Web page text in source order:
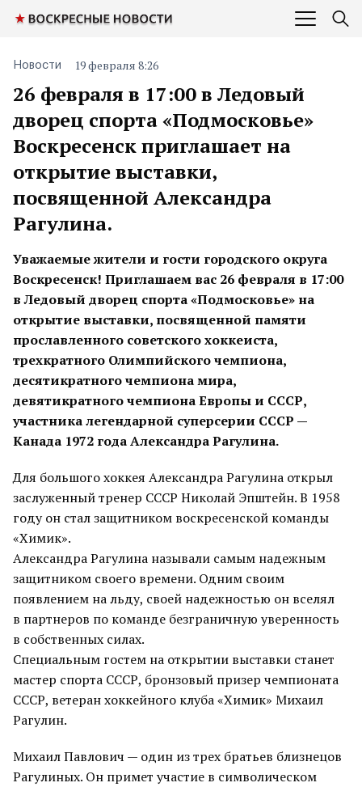
26 февраля в 17:00 в Ледовый
дворец спорта «Подмосковье»
Воскресенск приглашает на
открытие выставки,
посвященной Александра
Рагулина.
Новости 19 февраля 8:26
Уважаемые жители и гости городского округа
Воскресенск! Приглашаем вас 26 февраля в 17:00
в Ледовый дворец спорта «Подмосковье» на
открытие выставки, посвященной памяти
прославленного советского хоккеиста,
трехкратного Олимпийского чемпиона,
десятикратного чемпиона мира,
девятикратного чемпиона Европы и СССР,
участника легендарной суперсерии СССР —
Канада 1972 года Александра Рагулина.
Для большого хоккея Александра Рагулина открыл
заслуженный тренер СССР Николай Эпштейн. В 1958
году он стал защитником воскресенской команды
«Химик».
Александра Рагулина называли самым надежным
защитником своего времени. Одним своим
появлением на льду, своей надежностью он вселял
в партнеров по команде безграничную уверенность
в собственных силах.
Специальным гостем на открытии выставки станет
мастер спорта СССР, бронзовый призер чемпионата
СССР, ветеран хоккейного клуба «Химик» Михаил
Рагулин.
Михаил Павлович — один из трех братьев близнецов
Рагулиных. Он примет участие в символическом